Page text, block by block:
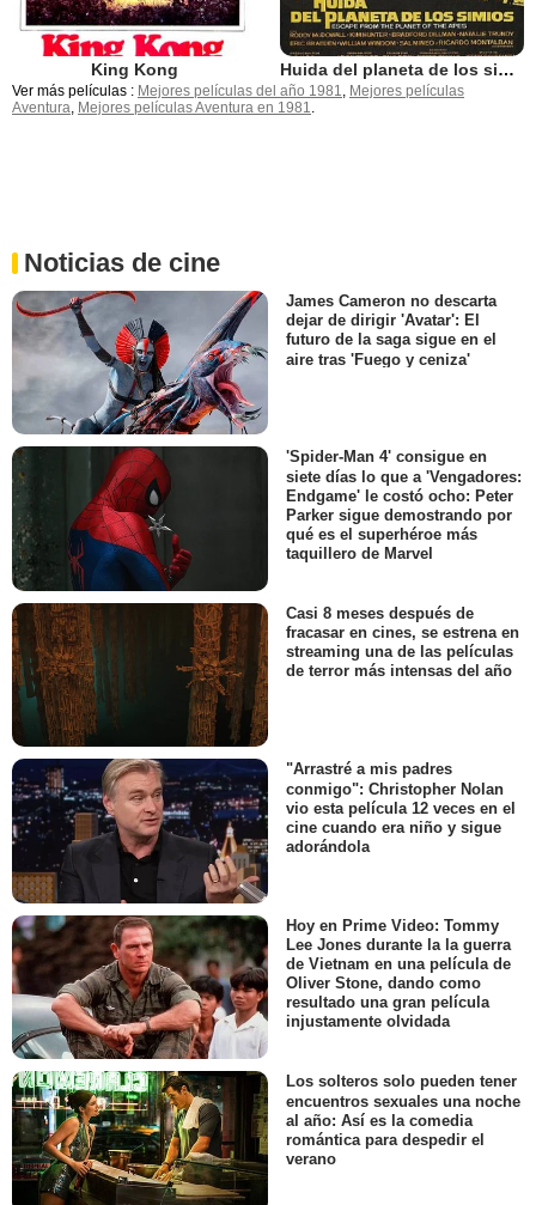
King Kong Huida del planeta de los simios
Ver más películas : Mejores películas del año 1981, Mejores películas
Aventura, Mejores películas Aventura en 1981.
Noticias de cine
James Cameron no descarta
dejar de dirigir 'Avatar': El
futuro de la saga sigue en el
aire tras 'Fuego y ceniza'
'Spider-Man 4' consigue en
siete días lo que a 'Vengadores:
Endgame' le costó ocho: Peter
Parker sigue demostrando por
qué es el superhéroe más
taquillero de Marvel
Casi 8 meses después de
fracasar en cines, se estrena en
streaming una de las películas
de terror más intensas del año
"Arrastré a mis padres
conmigo": Christopher Nolan
vio esta película 12 veces en el
cine cuando era niño y sigue
adorándola
Hoy en Prime Video: Tommy
Lee Jones durante la la guerra
de Vietnam en una película de
Oliver Stone, dando como
resultado una gran película
injustamente olvidada
Los solteros solo pueden tener
encuentros sexuales una noche
al año: Así es la comedia
romántica para despedir el
verano